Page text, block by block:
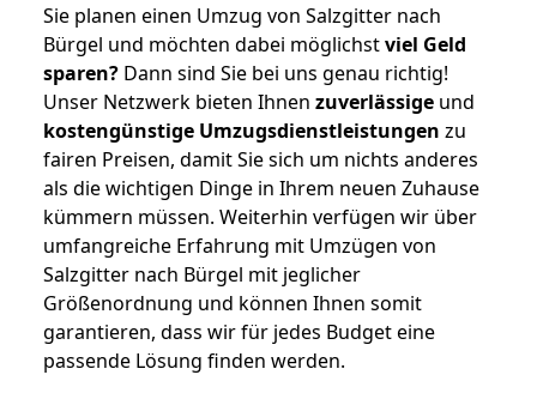
Sie planen einen Umzug von Salzgitter nach
Bürgel und möchten dabei möglichstviel Geld
sparen? Dann sind Sie bei uns genau richtig!
Unser Netzwerk bieten Ihnen zuverlässige und
kostengünstige Umzugsdienstleistungen zu
fairen Preisen, damit Sie sich um nichts anderes
als die wichtigen Dinge in Ihrem neuen Zuhause
kümmern müssen. Weiterhin verfügen wir über
umfangreiche Erfahrung mit Umzügen von
Salzgitter nach Bürgel mit jeglicher
Größenordnung und können Ihnen somit
garantieren, dass wir für jedes Budget eine
passende Lösung finden werden.